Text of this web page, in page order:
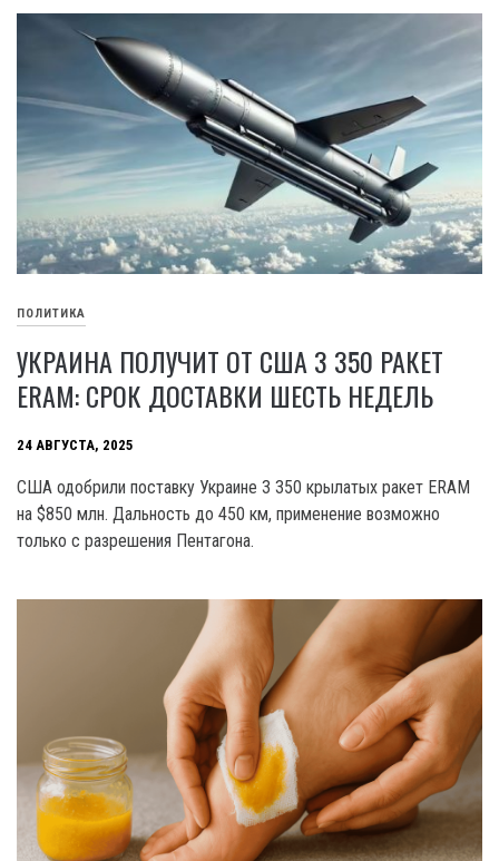
ПОЛИТИКА
УКРАИНА ПОЛУЧИТ ОТ США 3 350 РАКЕТ
ERAM: СРОК ДОСТАВКИ ШЕСТЬ НЕДЕЛЬ
24 АВГУСТА, 2025
США одобрили поставку Украине 3 350 крылатых ракет ERAM
на $850 млн. Дальность до 450 км, применение возможно
только с разрешения Пентагона.